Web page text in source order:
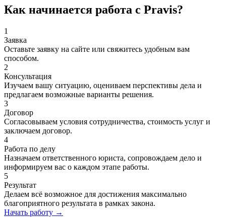
Как начинается работа с Pravis?
1
Заявка
Оставьте заявку на сайте или свяжитесь удобным вам
способом.
2
Консультация
Изучаем вашу ситуацию, оцениваем перспективы дела и
предлагаем возможные варианты решения.
3
Договор
Согласовываем условия сотрудничества, стоимость услуг и
заключаем договор.
4
Работа по делу
Назначаем ответственного юриста, сопровождаем дело и
информируем вас о каждом этапе работы.
5
Результат
Делаем всё возможное для достижения максимально
благоприятного результата в рамках закона.
Начать работу →